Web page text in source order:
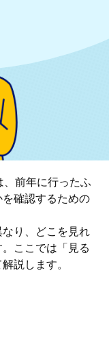
前年に行ったふ
確認するための
り、どこを見れ
ここでは「見る
説します。